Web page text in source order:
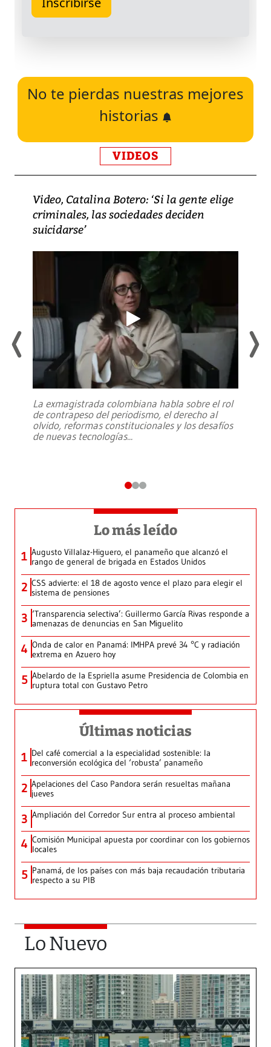
No te pierdas nuestras mejores
historias
VIDEOS
Video, Catalina Botero: ‘Si la gente elige
criminales, las sociedades deciden
suicidarse’
La exmagistrada colombiana habla sobre el rol
de contrapeso del periodismo, el derecho al
olvido, reformas constitucionales y los desafíos
de nuevas tecnologías...
Lo más leído
1 Augusto Villalaz-Higuero, el panameño que alcanzó el
rango de general de brigada en Estados Unidos
2 CSS advierte: el 18 de agosto vence el plazo para elegir el
sistema de pensiones
3 ‘Transparencia selectiva’: Guillermo García Rivas responde a
amenazas de denuncias en San Miguelito
4 Onda de calor en Panamá: IMHPA prevé 34 °C y radiación
extrema en Azuero hoy
5 Abelardo de la Espriella asume Presidencia de Colombia en
ruptura total con Gustavo Petro
Últimas noticias
1 Del café comercial a la especialidad sostenible: la
reconversión ecológica del ‘robusta’ panameño
2 Apelaciones del Caso Pandora serán resueltas mañana
jueves
3 Ampliación del Corredor Sur entra al proceso ambiental
4 Comisión Municipal apuesta por coordinar con los gobiernos
locales
5 Panamá, de los países con más baja recaudación tributaria
respecto a su PIB
Lo Nuevo